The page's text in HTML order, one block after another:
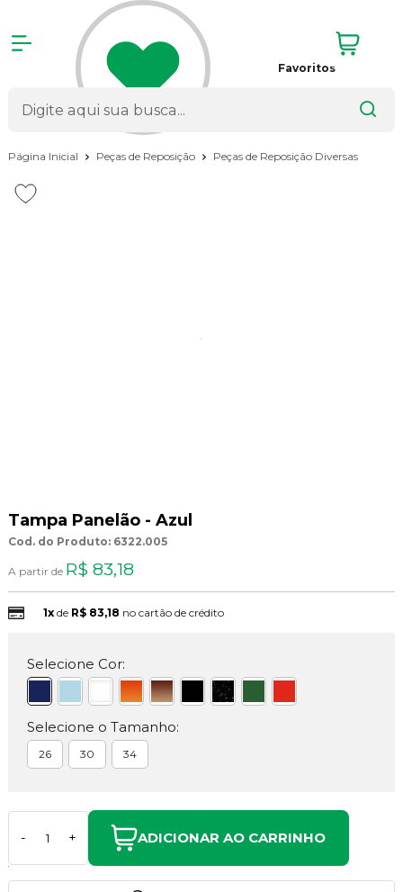
Favoritos
Página Inicial Peças de Reposição Peças de Reposição Diversas
Tampa Panelão - Azul
Cod. do Produto: 6322.005
A partir de R$ 83,18
1xde R$ 83,18 no cartão de crédito
Selecione Cor:
Selecione o Tamanho:
26 30 34
- + ADICIONAR AO CARRINHO